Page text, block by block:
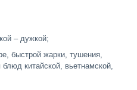
– дужкой;
быстрой жарки, тушения,
блюд китайской, вьетнамской,